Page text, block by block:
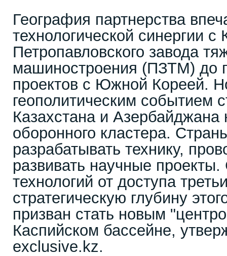
География партнерства
технологической синергии с
Петропавловского завода
машиностроения (ПЗТМ) до
проектов с Южной Кореей.
геополитическим событием
Казахстана и Азербайджана
оборонного кластера.
разрабатывать технику,
развивать научные
технологий от доступа
стратегическую глубину
призван стать новым
Каспийском бассейне,
exclusive.kz.